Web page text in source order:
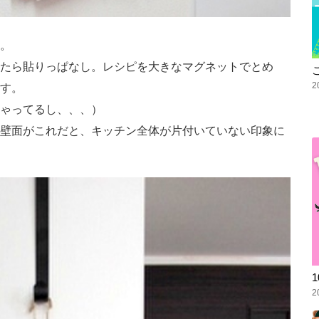
ら貼りっぱなし。レシピを大きなマグネットでとめ
。
ってるし、、、）
面がこれだと、キッチン全体が片付いていない印象に